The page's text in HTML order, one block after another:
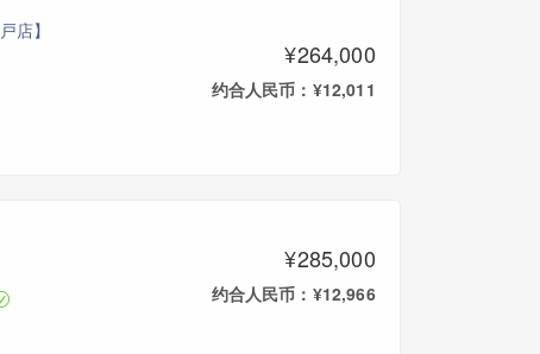
店】
¥264,000
约合人民币：¥12,011
¥285,000
约合人民币：¥12,966